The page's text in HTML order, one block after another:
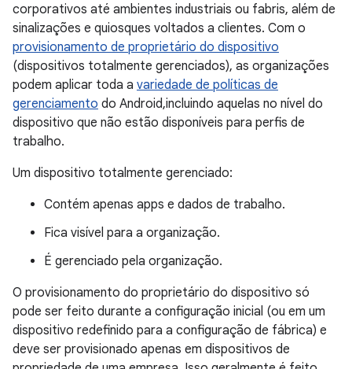
corporativos até ambientes industriais ou fabris, além de
sinalizações e quiosques voltados a clientes. Com o
provisionamento de proprietário do dispositivo
(dispositivos totalmente gerenciados), as organizações
podem aplicar toda a variedade de políticas de
gerenciamento do Android,incluindo aquelas no nível do
dispositivo que não estão disponíveis para perfis de
trabalho.
Um dispositivo totalmente gerenciado:
Contém apenas apps e dados de trabalho.
Fica visível para a organização.
É gerenciado pela organização.
O provisionamento do proprietário do dispositivo só
pode ser feito durante a configuração inicial (ou em um
dispositivo redefinido para a configuração de fábrica) e
deve ser provisionado apenas em dispositivos de